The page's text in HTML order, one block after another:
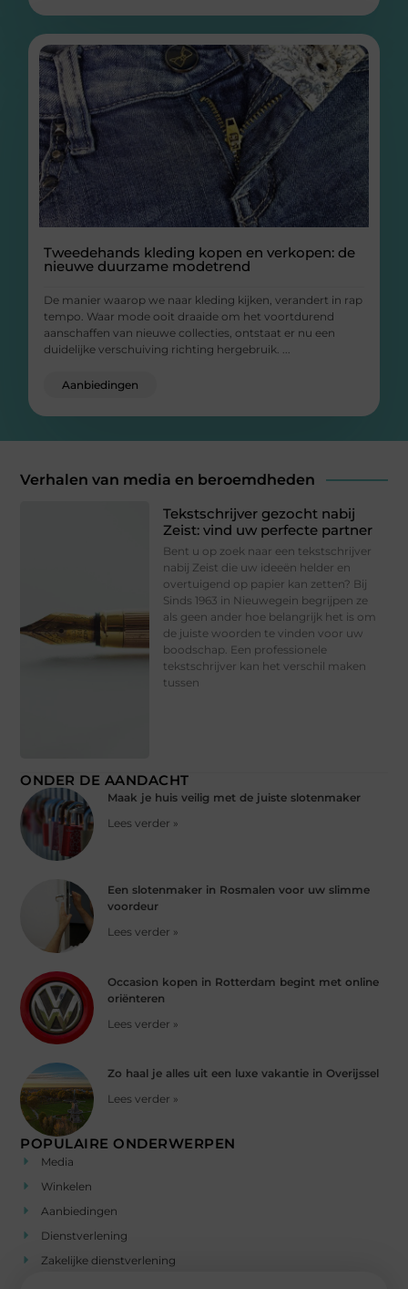
Tweedehands kleding kopen en verkopen: de
nieuwe duurzame modetrend
De manier waarop we naar kleding kijken, verandert in rap
tempo. Waar mode ooit draaide om het voortdurend
aanschaffen van nieuwe collecties, ontstaat er nu een
duidelijke verschuiving richting hergebruik. ...
Aanbiedingen
Verhalen van media en beroemdheden
Tekstschrijver gezocht nabij
Zeist: vind uw perfecte partner
Bent u op zoek naar een tekstschrijver
nabij Zeist die uw ideeën helder en
overtuigend op papier kan zetten? Bij
Sinds 1963 in Nieuwegein begrijpen ze
als geen ander hoe belangrijk het is om
de juiste woorden te vinden voor uw
boodschap. Een professionele
tekstschrijver kan het verschil maken
tussen
ONDER DE AANDACHT
Maak je huis veilig met de juiste slotenmaker
Lees verder »
Een slotenmaker in Rosmalen voor uw slimme
voordeur
Lees verder »
Occasion kopen in Rotterdam begint met online
oriënteren
Lees verder »
Zo haal je alles uit een luxe vakantie in Overijssel
Lees verder »
POPULAIRE ONDERWERPEN
Media
Winkelen
Aanbiedingen
Dienstverlening
Zakelijke dienstverlening